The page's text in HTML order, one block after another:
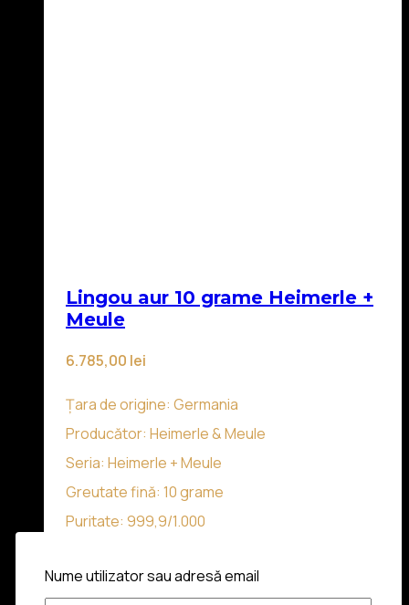
Lingou aur 10 grame Heimerle +
Meule
6.785,00 lei
Țara de origine: Germania
Producător: Heimerle & Meule
Seria: Heimerle + Meule
Greutate fină: 10 grame
Puritate: 999,9/1.000
Adaugă în coș
Nume utilizator sau adresă email